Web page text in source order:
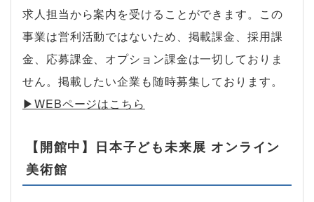
求人担当から案内を受けることができます。この
事業は営利活動ではないため、掲載課金、採用課
金、応募課金、オプション課金は一切しておりま
せん。掲載したい企業も随時募集しております。
▶︎WEBページはこちら
【開館中】日本子ども未来展 オンライン
美術館